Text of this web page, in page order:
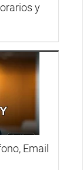
y
Email